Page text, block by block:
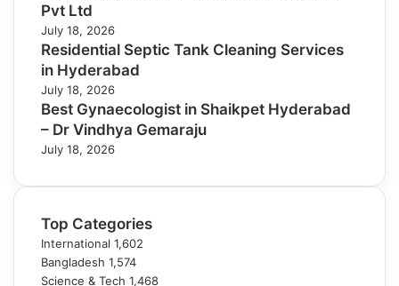
Pvt Ltd
July 18, 2026
Residential Septic Tank Cleaning Services
in Hyderabad
July 18, 2026
Best Gynaecologist in Shaikpet Hyderabad
– Dr Vindhya Gemaraju
July 18, 2026
Top Categories
International 1,602
Bangladesh 1,574
Science & Tech 1,468